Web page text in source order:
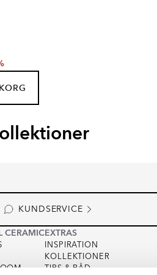
KUNDSERVICE
CERAMICEXTRAS
INSPIRATION
KOLLEKTIONER
TIPS & RÅD